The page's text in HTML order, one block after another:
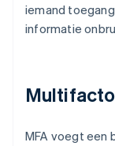
iemand
informatie
MFA voegt een